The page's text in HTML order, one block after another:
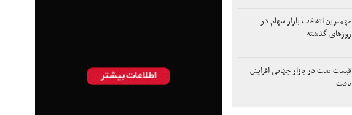
مهمترین اتفاقات بازار سهام در
روزهای گذشته
قیمت نفت در بازار جهانی افزایش
یافت